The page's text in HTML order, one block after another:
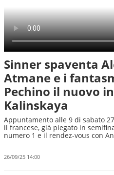
Sinner spaventa
Atmane e i
Pechino il nuovo
Kalinskaya
Appuntamento alle 9 di sabato
il francese, già piegato in
numero 1 e il rendez-vous con
26/09/25 14:00